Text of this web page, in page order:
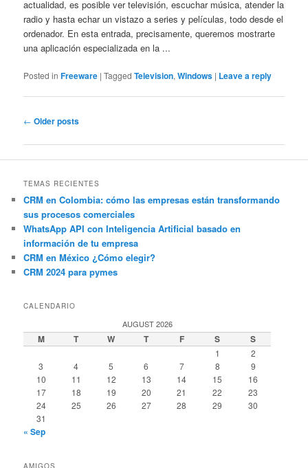
actualidad, es posible ver televisión, escuchar música, atender la
radio y hasta echar un vistazo a series y películas, todo desde el
ordenador. En esta entrada, precisamente, queremos mostrarte
una aplicación especializada en la ...
Posted in Freeware |Tagged Television,Windows | Leave a reply
Post
← Older posts
TEMAS RECIENTES
CRM en Colombia: cómo las empresas están transformando
sus procesos comerciales
WhatsApp API con Inteligencia Artificial basado en
información de tu empresa
CRM en México ¿Cómo elegir?
CRM 2024 para pymes
CALENDARIO
AUGUST 2026
M T W T F S S
1
2
3
4 5 6 7 8
9
10
11 12 13 14 15
16
17
18 19 20 21 22
23
24
25 26 27 28 29
30
31
« Sep
AMIGOS